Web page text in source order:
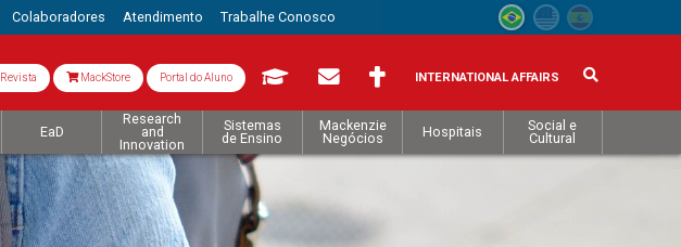
Colaboradores Atendimento Trabalhe Conosco
Revista MackStore Portal do Aluno INTERNATIONAL AFFAIRS
EaD
Research
and
Innovation
Sistemas
de Ensino
Mackenzie
Negócios
Hospitais
Social e
Cultural